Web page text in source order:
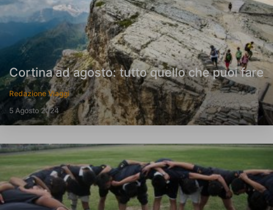
Cortina ad agosto: tutto quello che puoi fare
Redazione Viaggi
5 Agosto 2024